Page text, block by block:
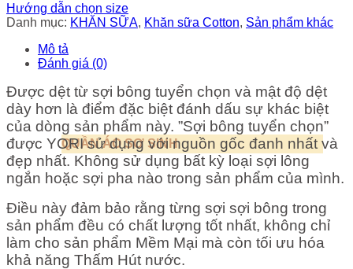
QUẦN ÁO SƠ SINH
Hướng dẫn chọn size
Danh mục: KHĂN SỮA, Khăn sữa Cotton, Sản phẩm khác
Mô tả
Đánh giá (0)
Được dệt từ sợi bông tuyển chọn và mật độ dệt
dày hơn là điểm đặc biệt đánh dấu sự khác biệt
của dòng sản phẩm này. ”Sợi bông tuyển chọn”
được YORI sử dụng với nguồn gốc đanh nhất và
đẹp nhất. Không sử dụng bất kỳ loại sợi lông
ngắn hoặc sợi pha nào trong sản phẩm của mình.
Điều này đảm bảo rằng từng sợi sợi bông trong
sản phẩm đều có chất lượng tốt nhất, không chỉ
làm cho sản phẩm Mềm Mại mà còn tối ưu hóa
khả năng Thấm Hút nước.